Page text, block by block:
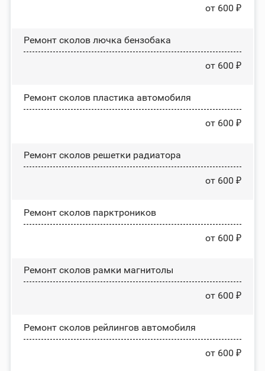
от 600 ₽
Ремонт сколов лючка бензобака
от 600 ₽
Ремонт сколов пластика автомобиля
от 600 ₽
Ремонт сколов решетки радиатора
от 600 ₽
Ремонт сколов парктроников
от 600 ₽
Ремонт сколов рамки магнитолы
от 600 ₽
Ремонт сколов рейлингов автомобиля
от 600 ₽